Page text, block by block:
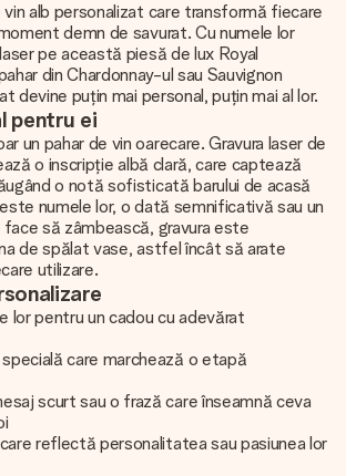
alb personalizat care transformă fiecare
demn de savurat. Cu numele lor
pe această piesă de lux Royal
din Chardonnay-ul sau Sauvignon
devine puțin mai personal, puțin mai al lor.
pentru ei
un pahar de vin oarecare. Gravura laser de
o inscripție albă clară, care captează
o notă sofisticată barului de acasă
numele lor, o dată semnificativă sau un
să zâmbească, gravura este
de spălat vase, astfel încât să arate
utilizare.
lor pentru un cadou cu adevărat
care marchează o etapă
scurt sau o frază care înseamnă ceva
reflectă personalitatea sau pasiunea lor